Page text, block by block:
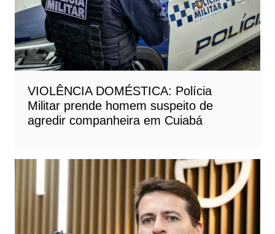
VIOLÊNCIA DOMÉSTICA: Polícia
Militar prende homem suspeito de
agredir companheira em Cuiabá